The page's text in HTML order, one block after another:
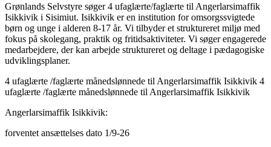
Grønlands Selvstyre søger 4 ufaglærte/faglærte til Angerlarsimaffik
Isikkivik i Sisimiut. Isikkivik er en institution for omsorgssvigtede
børn og unge i alderen 8-17 år. Vi tilbyder et struktureret miljø med
fokus på skolegang, praktik og fritidsaktiviteter. Vi søger engagerede
medarbejdere, der kan arbejde struktureret og deltage i pædagogiske
udviklingsplaner.
4 ufaglærte /faglærte månedslønnede til Angerlarsimaffik Isikkivik 4
ufaglærte /faglærte månedslønnede til Angerlarsimaffik Isikkivik
Angerlarsimaffik Isikkivik:
forventet ansættelses dato 1/9-26